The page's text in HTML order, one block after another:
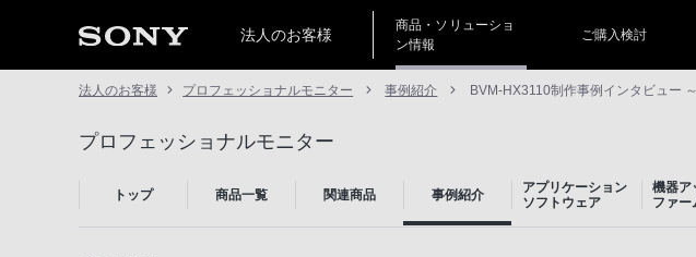
法人のお客様
商品・ソリューショ
ン情報
ご購入検討
法人のお客様 プロフェッショナルモニター 事例紹介 BVM-HX3110制作事例インタビュー
プロフェッショナルモニター
トップ 商品一覧 関連商品 事例紹介
アプリケーション
ソフトウェア
機器ア
ファー